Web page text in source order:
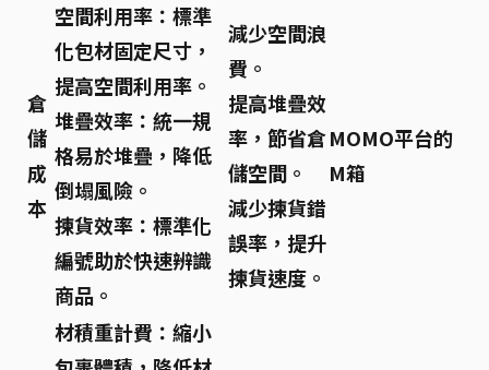
倉
儲
成
本
空間利用率： 標準
化包材固定尺寸，
提高空間利用率。
堆疊效率： 統一規
格易於堆疊，降低
倒塌風險。
揀貨效率： 標準化
編號助於快速辨識
商品。
減少空間浪
費。
提高堆疊效
率，節省倉
儲空間。
減少揀貨錯
誤率，提升
揀貨速度。
MOMO平台的
M箱
材積重計費： 縮小